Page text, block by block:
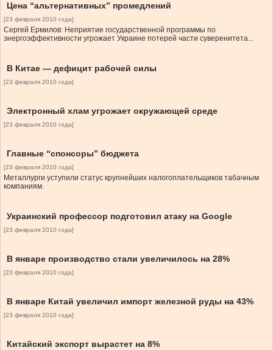
Цена “альтернативных” промедлений
[23 февраля 2010 года]
Сергей Ермилов: Неприятие государственной программы по
энергоэффективности угрожает Украине потерей части суверенитета...
В Китае — дефицит рабочей силы
[23 февраля 2010 года]
Электронный хлам угрожает окружающей среде
[23 февраля 2010 года]
Главные “спонсоры” бюджета
[23 февраля 2010 года]
Металлурги уступили статус крупнейших налогоплательщиков табачным
компаниям.
Украинский профессор подготовил атаку на Google
[23 февраля 2010 года]
В январе производство стали увеличилось на 28%
[23 февраля 2010 года]
В январе Китай увеличил импорт железной руды на 43%
[23 февраля 2010 года]
Китайский экспорт вырастет на 8%